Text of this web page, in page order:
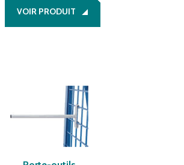
VOIR PRODUIT